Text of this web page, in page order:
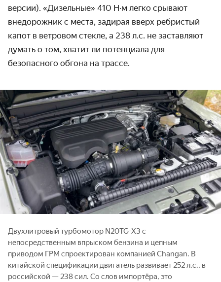
версии). «Дизельные» 410 Н·м легко срывают
внедорожник с места, задирая вверх ребристый
капот в ветровом стекле, а 238 л.с. не заставляют
думать о том, хватит ли потенциала для
безопасного обгона на трассе.
Двухлитровый турбомотор N20TG-X3 с
непосредственным впрыском бензина и цепным
приводом ГРМ спроектирован компанией Changan. В
китайской спецификации двигатель развивает 252 л.с., в
российской — 238 сил. Со слов импортёра, это